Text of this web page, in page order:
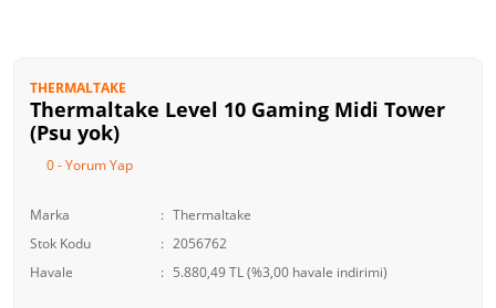
THERMALTAKE
Thermaltake Level 10 Gaming Midi Tower
(Psu yok)
0 - Yorum Yap
Marka
Thermaltake
Stok Kodu
2056762
Havale
5.880,49 TL (%3,00 havale indirimi)